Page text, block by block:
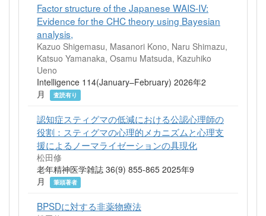
Factor structure of the Japanese WAIS-IV:
Evidence for the CHC theory using Bayesian
analysis,
Kazuo Shigemasu, Masanori Kono, Naru Shimazu,
Katsuo Yamanaka, Osamu Matsuda, Kazuhiko
Ueno
Intelligence 114(January–February) 2026年2
月
査読有り
認知症スティグマの低減における公認心理師の
役割：スティグマの心理的メカニズムと心理支
援によるノーマライゼーションの具現化
松田修
老年精神医学雑誌 36(9) 855-865 2025年9
月
筆頭著者
BPSDに対する非薬物療法